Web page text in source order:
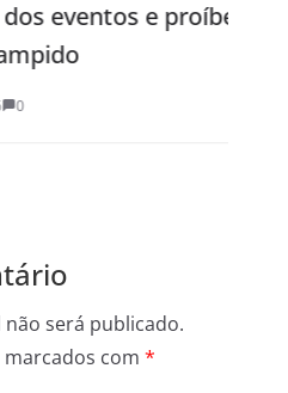
e proíbe fogos
não será publicado.
com *